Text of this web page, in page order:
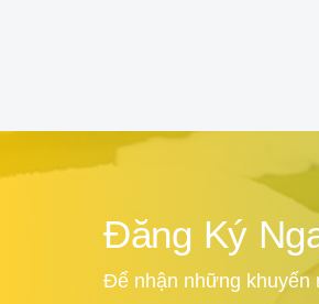
Đăng Ký
Để nhận những khuyến